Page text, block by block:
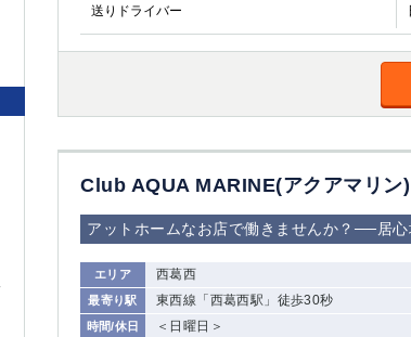
送りドライバー
Club AQUA MARINE(アクアマリン)
アットホームなお店で働きませんか？──居
エリア 西葛西
最寄り駅 東西線「西葛西駅」徒歩30秒
時間/休日 ＜日曜日＞
熊谷
春日部 川口 蕨
佐倉
柏（西口） 木更津
茂原
松戸 八千
浦安
宇都宮 小山